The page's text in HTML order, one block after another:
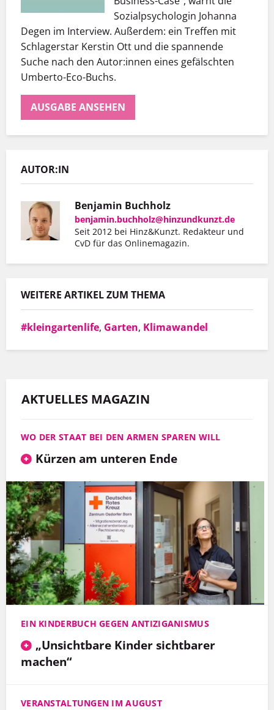
Sozialpsychologin Johanna
Degen im Interview. Außerdem: ein Treffen mit
Schlagerstar Kerstin Ott und die spannende
Suche nach den Autor:innen eines gefälschten
Umberto-Eco-Buchs.
AUSGABE ANSEHEN
AUTOR:IN
Benjamin Buchholz
benjamin.buchholz@hinzundkunzt.de
Seit 2012 bei Hinz&Kunzt. Redakteur und
CvD für das Onlinemagazin.
WEITERE ARTIKEL ZUM THEMA
#kleingartenlife, Garten, Klimawandel
Er hat mit Hinz&Kunzt nicht nur eine
Wohnung gefunden, sondern auch einen
Arbeitgeber, der ihn so schätzt, wie er ist.
MEHR INFOS
AKTUELLES MAGAZIN
WO DER STAAT BEI DEN ARMEN SPAREN WILL
Kürzen am unteren Ende
EIN KINDERBUCH GEGEN ANTIZIGANISMUS
„Unsichtbare Kinder sichtbarer
machen“
VERANSTALTUNGEN IM AUGUST